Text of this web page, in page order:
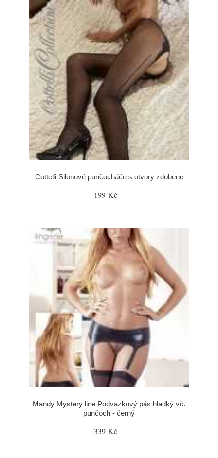
Cottelli Silonové punčocháče s otvory zdobené
199 Kč
Mandy Mystery line Podvazkový pás hladký vč.
punčoch - černý
339 Kč